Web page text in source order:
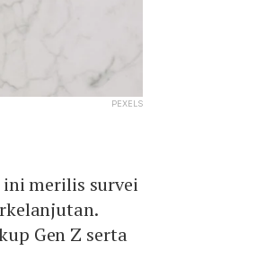
PEXELS
merilis survei
Gen Z serta